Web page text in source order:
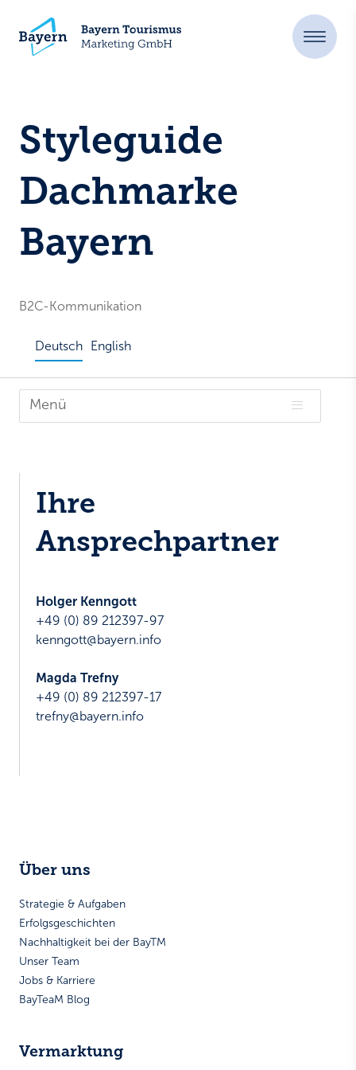
Styleguide
Dachmarke
Bayern
B2C-Kommunikation
Deutsch English
Menü 
Ihre
Ansprechpartner
Holger Kenngott
+49 (0) 89 212397-97
kenngott@bayern.info
Magda Trefny
+49 (0) 89 212397-17
trefny@bayern.info
Über uns
Strategie & Aufgaben
Erfolgsgeschichten
Nachhaltigkeit bei der BayTM
Unser Team
Jobs & Karriere
BayTeaM Blog
Vermarktung